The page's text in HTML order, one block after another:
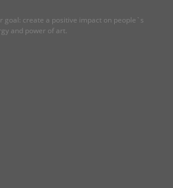
goal: create a positive impact on people`s
and power of art.